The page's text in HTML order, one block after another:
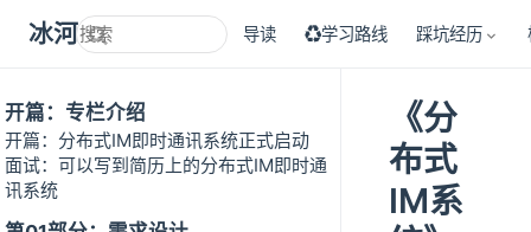
冰河技术 导读 ♻学习路线 踩坑经历
开篇：专栏介绍
开篇：分布式IM即时通讯系统正式启动
面试：可以写到简历上的分布式IM即时通
讯系统
《分
布式
IM系